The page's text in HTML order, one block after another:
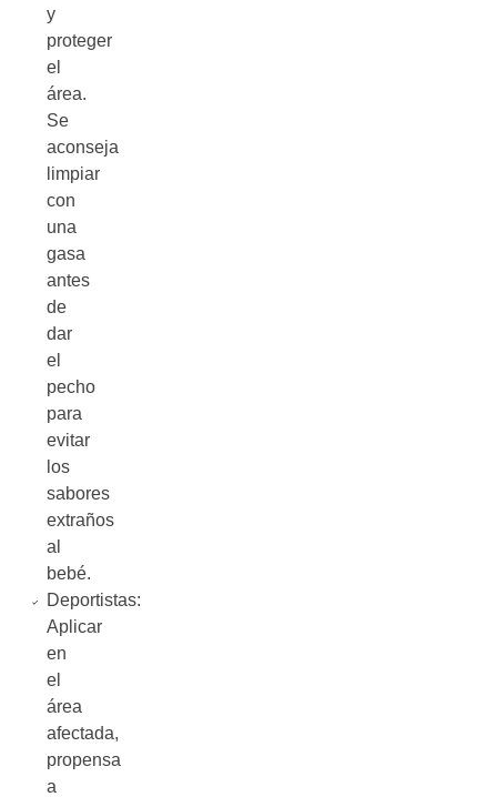
y
proteger
el
área.
Se
aconseja
limpiar
con
una
gasa
antes
de
dar
el
pecho
para
evitar
los
sabores
extraños
al
bebé.
Deportistas:
Aplicar
en
el
área
afectada,
propensa
a